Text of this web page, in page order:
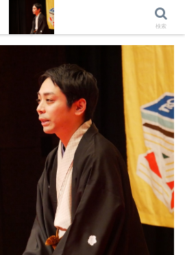
依頼 日記 プロフィール
検索